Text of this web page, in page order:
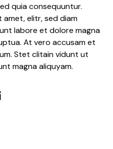
quia consequuntur.
amet, elitr, sed diam
labore et dolore magna
At vero accusam et
Stet clitain vidunt ut
magna aliquyam.